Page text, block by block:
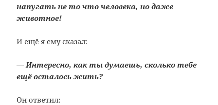
напугать не то что человека, но даже
животное!
И ещё я ему сказал:
—Интересно, как ты думаешь, сколько тебе
ещё осталось жить?
Он ответил: